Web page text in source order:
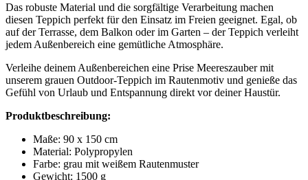
Das robuste Material und die sorgfältige Verarbeitung machen
diesen Teppich perfekt für den Einsatz im Freien geeignet. Egal, ob
auf der Terrasse, dem Balkon oder im Garten – der Teppich verleiht
jedem Außenbereich eine gemütliche Atmosphäre.
Verleihe deinem Außenbereichen eine Prise Meereszauber mit
unserem grauen Outdoor-Teppich im Rautenmotiv und genieße das
Gefühl von Urlaub und Entspannung direkt vor deiner Haustür.
Produktbeschreibung:
Maße: 90 x 150 cm
Material: Polypropylen
Farbe: grau mit weißem Rautenmuster
Gewicht: 1500 g